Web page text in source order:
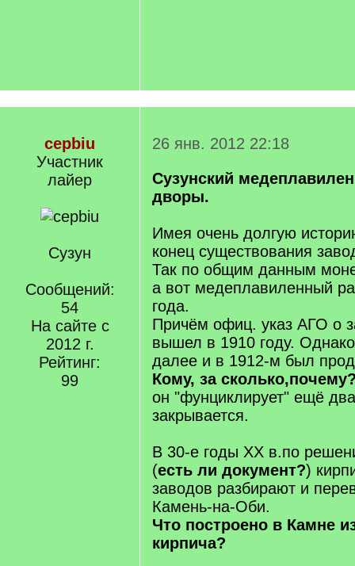
cepbiu
Участник
лайер
Сузун
Сообщений:
54
На сайте с
2012 г.
Рейтинг:
99
26 янв. 2012 22:18
Сузунский
дворы.
Имея очень долгую
конец существования
Так по общим данным
а вот медеплавиленный
года.
Причём офиц. указ АГО о
вышел в 1910 году.
далее и в 1912-м был
Кому, за
он "фунциклирует" ещё
закрывается.
В 30-е годы ХХ в.по
(есть ли документ?)
заводов разбирают и
Камень-на-Оби.
Что построено в Камне
кирпича?